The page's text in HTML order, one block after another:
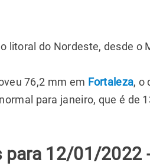
litoral do Nordeste, desde o
76,2 mm em Fortaleza, o
para janeiro, que é de
12/01/2022